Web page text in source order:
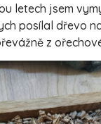
letech jsem
posílal dřevo
z